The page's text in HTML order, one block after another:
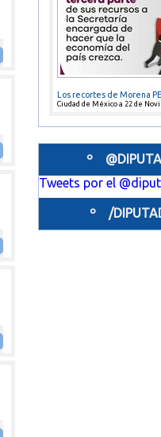
Los recortes de Morena
Ciudad de México a 22 de
º
Tweets por el
º /